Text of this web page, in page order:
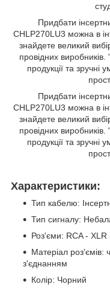
Придбати
CHLP270LU3 можна в
знайдете великий
провідних виробників.
продукції та зручні
Придбати
CHLP270LU3 можна в
знайдете великий
провідних виробників.
продукції та зручні
Характеристики:
Тип кабелю:
Тип сигналу:
Роз'єми: RCA -
Матеріал роз'ємів:
з'єднанням
Колір: Чорний